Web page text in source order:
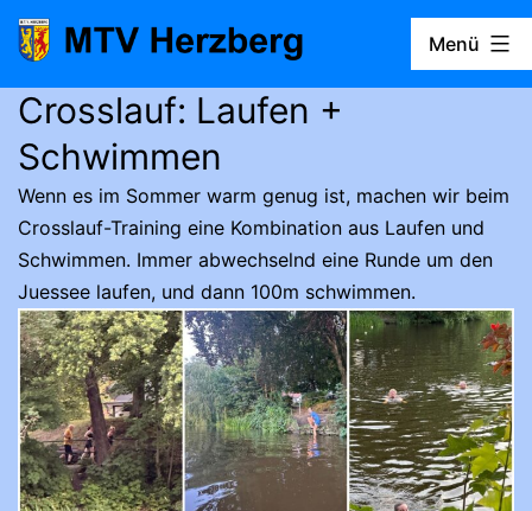
Zum
Inhalt
MTV
Menü
Crosslauf: Laufen +
Schwimmen
Wenn es im Sommer warm genug ist, machen wir beim
Crosslauf-Training eine Kombination aus Laufen und
Schwimmen. Immer abwechselnd eine Runde um den
Juessee laufen, und dann 100m schwimmen.